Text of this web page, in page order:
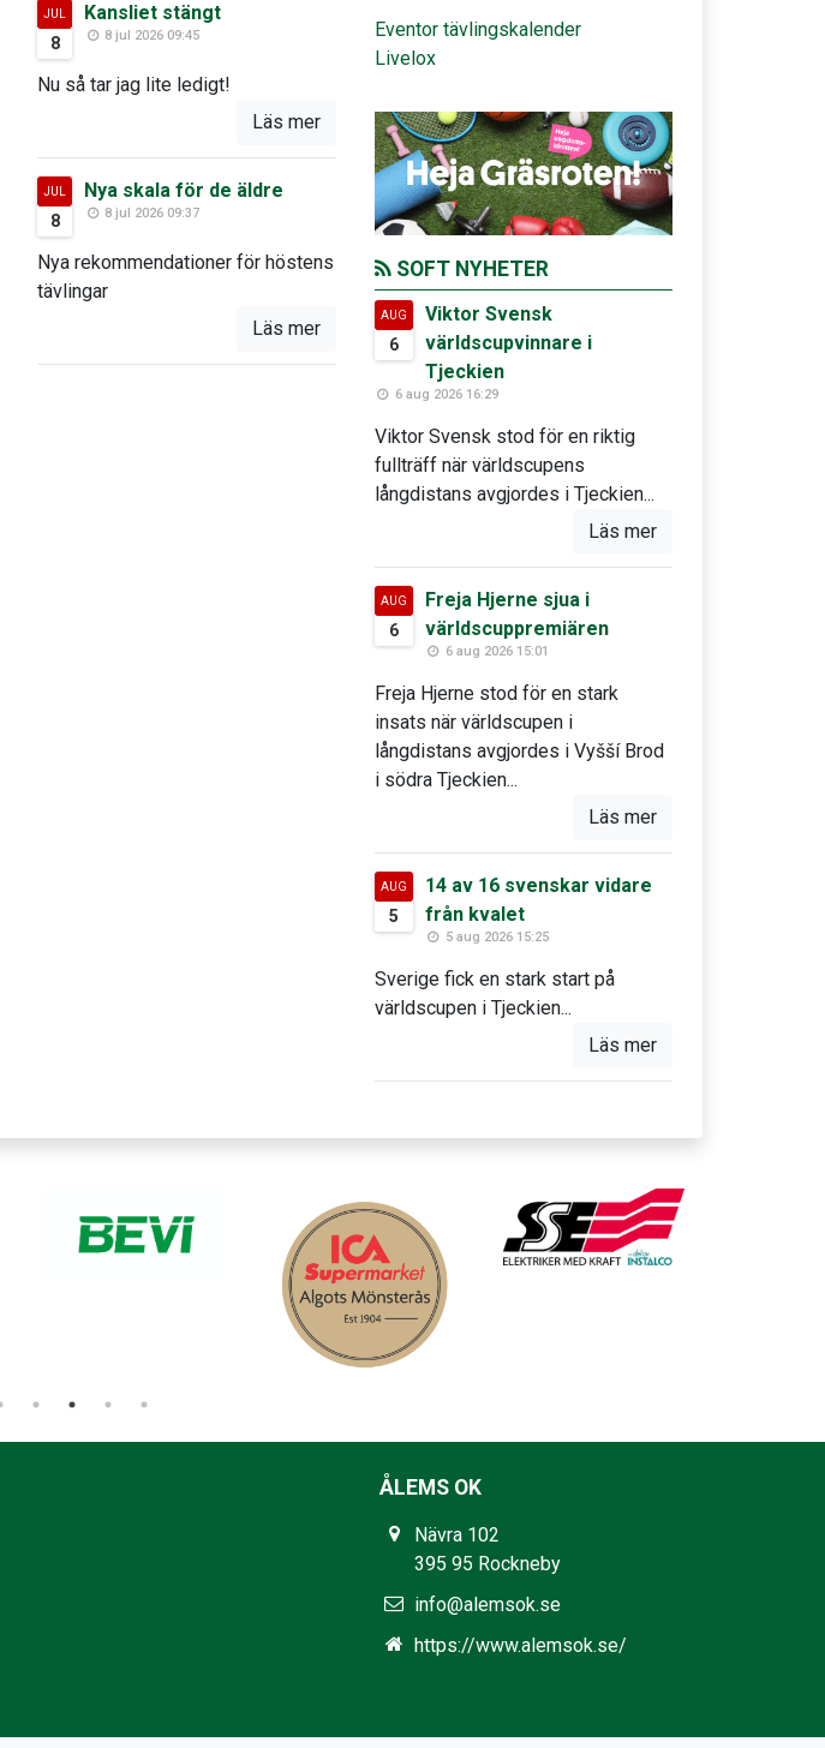
JUL
8
Kansliet stängt
8 jul 2026 09:45
Nu så tar jag lite ledigt!
Läs mer
JUL
8
Nya skala för de äldre
8 jul 2026 09:37
Nya rekommendationer för höstens
tävlingar
Läs mer
Eventor tävlingskalender
Livelox
SOFT NYHETER
AUG
6
Viktor Svensk
världscupvinnare i
Tjeckien
6 aug 2026 16:29
Viktor Svensk stod för en riktig
fullträff när världscupens
långdistans avgjordes i Tjeckien...
Läs mer
AUG
6
Freja Hjerne sjua i
världscuppremiären
6 aug 2026 15:01
Freja Hjerne stod för en stark
insats när världscupen i
långdistans avgjordes i Vyšší Brod
i södra Tjeckien...
Läs mer
AUG
5
14 av 16 svenskar vidare
från kvalet
5 aug 2026 15:25
Sverige fick en stark start på
världscupen i Tjeckien...
Läs mer
ÅLEMS OK
Nävra 102
395 95 Rockneby
info@alemsok.se
https://www.alemsok.se/